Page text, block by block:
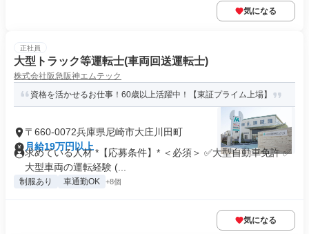
気になる
正社員
大型トラック等運転士(車両回送運転士)
株式会社阪急阪神エムテック
資格を活かせるお仕事！60歳以上活躍中！【東証プライム上場】
〒660-0072兵庫県尼崎市大庄川田町
月給19万円以上
求めている人材 *【応募条件】* ＜必須＞ ✅大型自動車免許 ✅
大型車両の運転経験 (...
制服あり 車通勤OK +8個
気になる